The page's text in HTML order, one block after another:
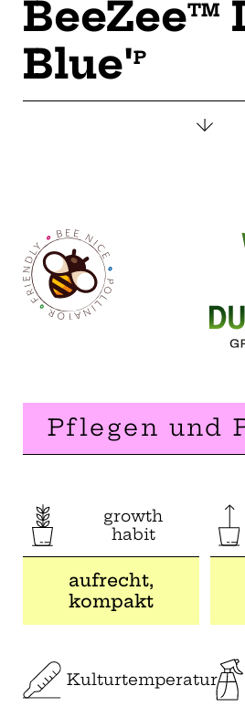
BeeZeeTM
Blue'P
Pflegen und
growth
habit
aufrecht,
kompakt
Kulturtemperatur